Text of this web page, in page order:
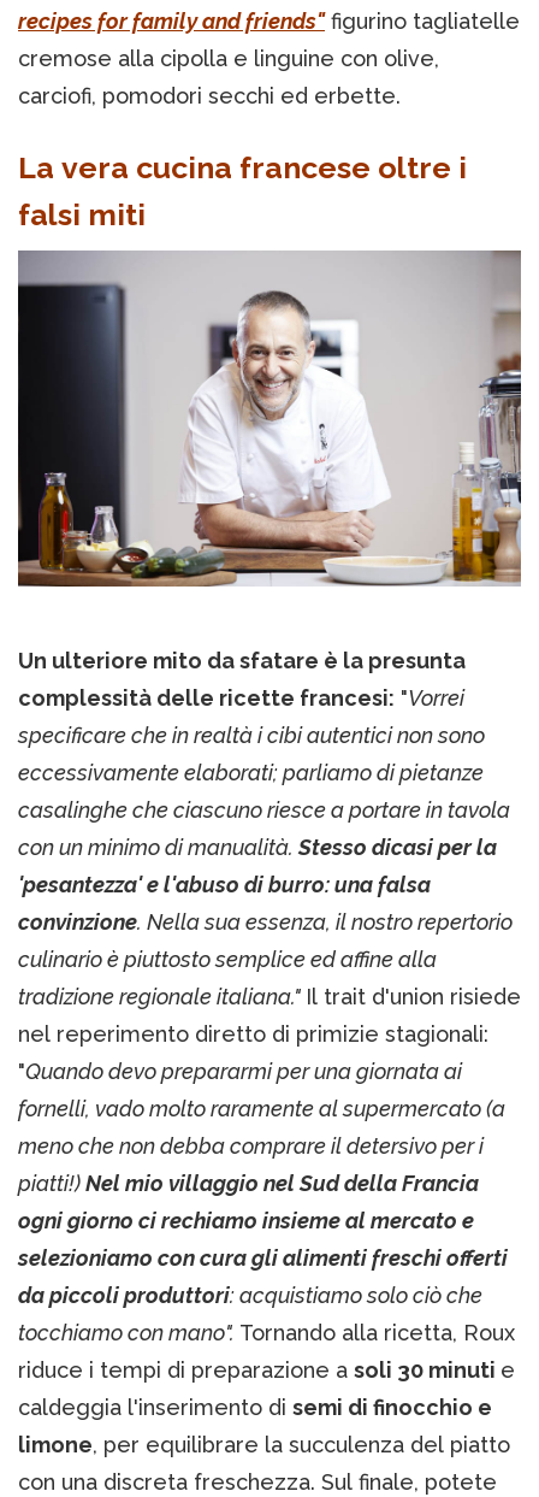
recipes for family and friends"figurino tagliatelle
cremose alla cipolla e linguine con olive,
carciofi, pomodori secchi ed erbette.
La vera cucina francese oltre i
falsi miti
Un ulteriore mito da sfatare è la presunta
complessità delle ricette francesi: "Vorrei
specificare che in realtà i cibi autentici non sono
eccessivamente elaborati; parliamo di pietanze
casalinghe che ciascuno riesce a portare in tavola
con un minimo di manualità.Stesso dicasi per la
'pesantezza' e l'abuso di burro: una falsa
convinzione. Nella sua essenza, il nostro repertorio
culinario è piuttosto semplice ed affine alla
tradizione regionale italiana." Il trait d'union risiede
nel reperimento diretto di primizie stagionali:
"Quando devo prepararmi per una giornata ai
fornelli, vado molto raramente al supermercato (a
meno che non debba comprare il detersivo per i
piatti!)Nel mio villaggio nel Sud della Francia
ogni giorno ci rechiamo insieme al mercato e
selezioniamo con cura gli alimenti freschi offerti
da piccoli produttori: acquistiamo solo ciò che
tocchiamo con mano". Tornando alla ricetta, Roux
riduce i tempi di preparazione a soli 30 minuti e
caldeggia l'inserimento di semi di finocchio e
limone, per equilibrare la succulenza del piatto
con una discreta freschezza. Sul finale, potete